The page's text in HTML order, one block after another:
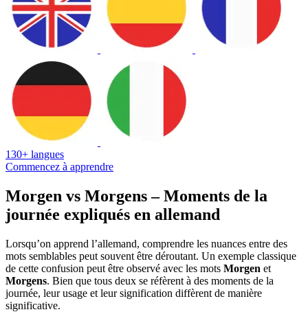
130+ langues
Commencez à apprendre
Morgen vs Morgens – Moments de la
journée expliqués en allemand
Lorsqu’on apprend l’allemand, comprendre les nuances entre des
mots semblables peut souvent être déroutant. Un exemple classique
de cette confusion peut être observé avec les mots Morgen et
Morgens. Bien que tous deux se réfèrent à des moments de la
journée, leur usage et leur signification diffèrent de manière
significative.